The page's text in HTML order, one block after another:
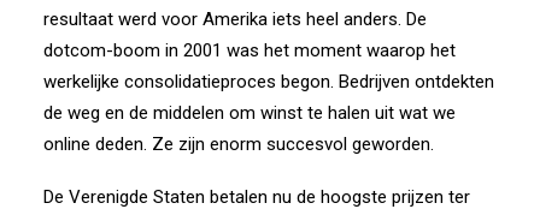
resultaat werd voor Amerika iets heel anders. De
dotcom-boom in 2001 was het moment waarop het
werkelijke consolidatieproces begon. Bedrijven ontdekten
de weg en de middelen om winst te halen uit wat we
online deden. Ze zijn enorm succesvol geworden.
De Verenigde Staten betalen nu de hoogste prijzen ter